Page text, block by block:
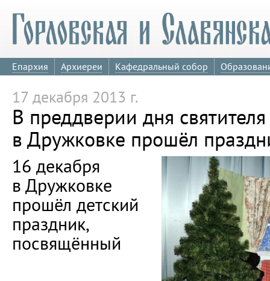
Епархия Архиереи Кафедральный собор
17 декабря 2013 г.
В преддверии дня
в Дружковке прошёл
16 декабря
в Дружковке
прошёл детский
праздник,
посвящённый